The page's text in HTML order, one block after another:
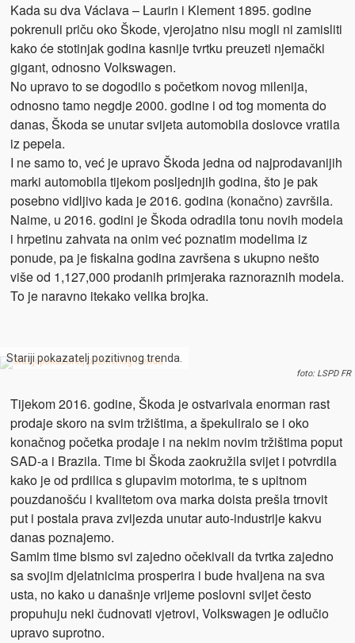
Kada su dva Václava – Laurin i Klement 1895. godine
pokrenuli priču oko Škode, vjerojatno nisu mogli ni zamisliti
kako će stotinjak godina kasnije tvrtku preuzeti njemački
gigant, odnosno Volkswagen.
No upravo to se dogodilo s početkom novog milenija,
odnosno tamo negdje 2000. godine i od tog momenta do
danas, Škoda se unutar svijeta automobila doslovce vratila
iz pepela.
I ne samo to, već je upravo Škoda jedna od najprodavanijih
marki automobila tijekom posljednjih godina, što je pak
posebno vidljivo kada je 2016. godina (konačno) završila.
Naime, u 2016. godini je Škoda odradila tonu novih modela
i hrpetinu zahvata na onim već poznatim modelima iz
ponude, pa je fiskalna godina završena s ukupno nešto
više od 1,127,000 prodanih primjeraka raznoraznih modela.
To je naravno itekako velika brojka.
Stariji pokazatelj pozitivnog trenda.
foto: LSPD FR
Tijekom 2016. godine, Škoda je ostvarivala enorman rast
prodaje skoro na svim tržištima, a špekuliralo se i oko
konačnog početka prodaje i na nekim novim tržištima poput
SAD-a i Brazila. Time bi Škoda zaokružila svijet i potvrdila
kako je od prdilica s glupavim motorima, te s upitnom
pouzdanošću i kvalitetom ova marka doista prešla trnovit
put i postala prava zvijezda unutar auto-industrije kakvu
danas poznajemo.
Samim time bismo svi zajedno očekivali da tvrtka zajedno
sa svojim djelatnicima prosperira i bude hvaljena na sva
usta, no kako u današnje vrijeme poslovni svijet često
propuhuju neki čudnovati vjetrovi, Volkswagen je odlučio
upravo suprotno.